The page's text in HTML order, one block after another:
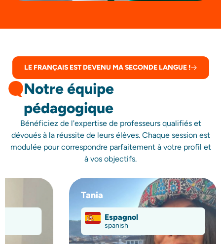
LE FRANÇAIS EST DEVENU MA SECONDE LANGUE !
Notre équipe
pédagogique
Bénéficiez de l'expertise de professeurs qualifiés et
dévoués à la réussite de leurs élèves. Chaque session est
modulée pour correspondre parfaitement à votre profil et
à vos objectifs.
Louisa